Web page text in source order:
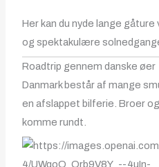
Her kan du nyde lange
og spektakulære
Roadtrip gennem danske øer
Danmark består af mange
en afslappet bilferie. Broer
komme rundt.